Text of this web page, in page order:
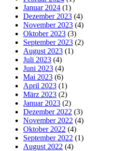
Januar 2024 (1)
Dezember 2023 (4)
November 2023 (4)
Oktober 2023 (3)
September 2023 (2)
August 2023 (1)
Juli 2023 (4)
Juni 2023 (4)
Mai 2023 (6)
April 2023 (1)
März 2023 (2)
Januar 2023 (2)
Dezember 2022 (3)
November 2022 (4)
Oktober 2022 (4)
September 2022 (1)
August 2022 (4)